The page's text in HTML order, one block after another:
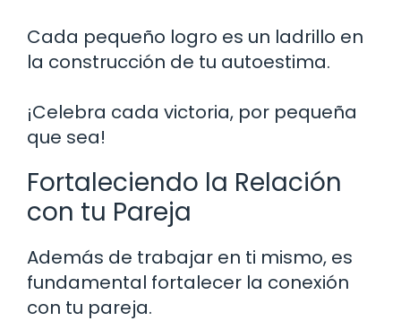
Cada pequeño logro es un ladrillo en
la construcción de tu autoestima.
¡Celebra cada victoria, por pequeña
que sea!
Fortaleciendo la Relación
con tu Pareja
Además de trabajar en ti mismo, es
fundamental fortalecer la conexión
con tu pareja.